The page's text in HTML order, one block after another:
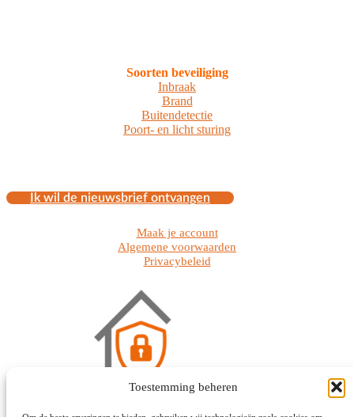
Toestemming beheren
Soorten beveiliging
Inbraak
Brand
Buitendetectie
Poort- en licht sturing
Ik wil de nieuwsbrief ontvangen
Maak je account
Algemene voorwaarden
Privacybeleid